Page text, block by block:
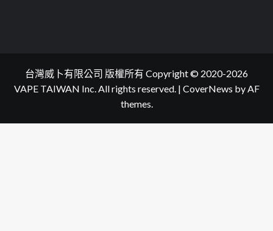
台灣威卜有限公司 版權所有 Copyright © 2020-2026
VAPE TAIWAN Inc. All rights reserved. | CoverNews by AF
themes.